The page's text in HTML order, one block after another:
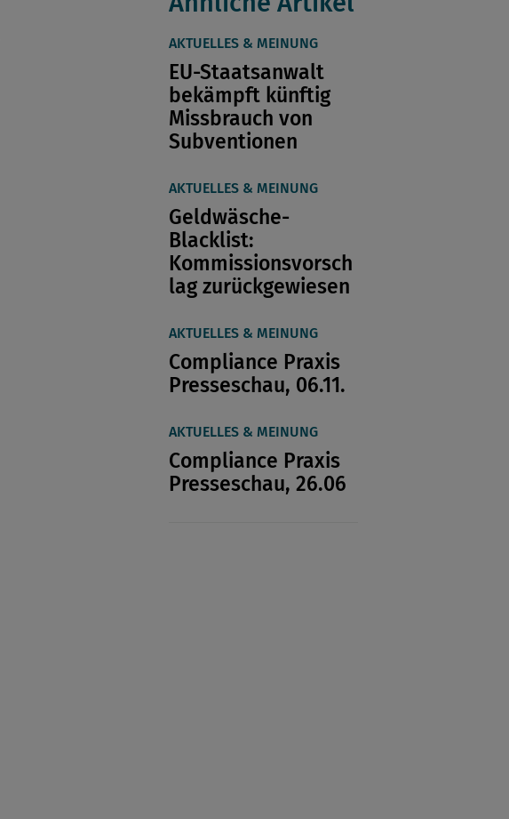
AKTUELLES & MEINUNG
EU-Staatsanwalt
bekämpft künftig
Missbrauch von
Subventionen
AKTUELLES & MEINUNG
Geldwäsche-
Blacklist:
Kommissionsvorsch
lag zurückgewiesen
AKTUELLES & MEINUNG
Compliance Praxis
Presseschau, 06.11.
AKTUELLES & MEINUNG
Compliance Praxis
Presseschau, 26.06